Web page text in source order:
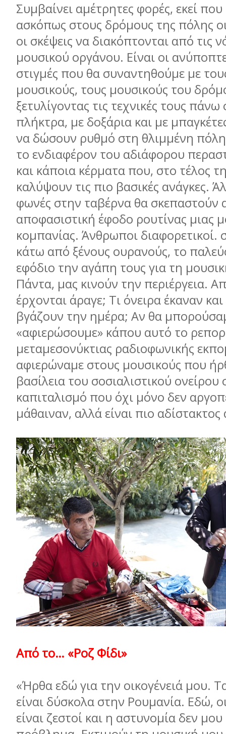
Συμβαίνει αμέτρητες φορές, εκεί
ασκόπως στους δρόμους της πόλης
οι σκέψεις να διακόπτονται από τις
μουσικού οργάνου. Είναι οι
στιγμές που θα συναντηθούμε με
μουσικούς, τους μουσικούς του
ξετυλίγοντας τις τεχνικές τους πάνω
πλήκτρα, με δοξάρια και με
να δώσουν ρυθμό στη θλιμμένη
το ενδιαφέρον του αδιάφορου
και κάποια κέρματα που, στο τέλος
καλύψουν τις πιο βασικές ανάγκες.
φωνές στην ταβέρνα θα σκεπαστούν
αποφασιστική έφοδο ρουτίνας μιας
κομπανίας. Άνθρωποι
κάτω από ξένους ουρανούς, το
εφόδιο την αγάπη τους για τη
Πάντα, μας κινούν την περιέργεια.
έρχονται άραγε; Τι όνειρα έκαναν
βγάζουν την ημέρα; Αν θα
«αφιερώσουμε» κάπου αυτό το
μεταμεσονύκτιας ραδιοφωνικής
αφιερώναμε στους μουσικούς που
βασίλεια του σοσιαλιστικού ονείρου
καπιταλισμό που όχι μόνο δεν
μάθαιναν, αλλά είναι πιο
Από το… «Ροζ Φίδι»
«Ήρθα εδώ για την οικογένειά μου.
είναι δύσκολα στην Ρουμανία. Εδώ,
είναι ζεστοί και η αστυνομία δεν